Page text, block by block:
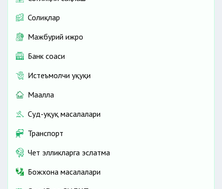
Солиқлар
Мажбурий ижро
Банк соҳаси
Истеъмолчи ҳуқуқи
Маҳалла
Суд-ҳуқуқ масалалари
Транспорт
Чет элликларга эслатма
Божхона масалалари